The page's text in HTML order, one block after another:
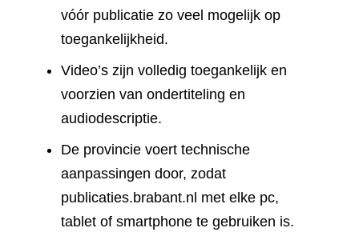
vóór publicatie zo veel mogelijk op
toegankelijkheid.
Video’s zijn volledig toegankelijk en
voorzien van ondertiteling en
audiodescriptie.
De provincie voert technische
aanpassingen door, zodat
publicaties.brabant.nl met elke pc,
tablet of smartphone te gebruiken is.